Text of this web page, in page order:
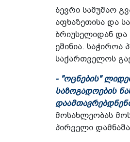
ბევრი სამუშაო
აფხაზეთისა და
ბრიუსელიდან და
ეშინია.
საქართველოს
- "ოცნების"
საზოგადოების
მოსახლეობას
პირველი